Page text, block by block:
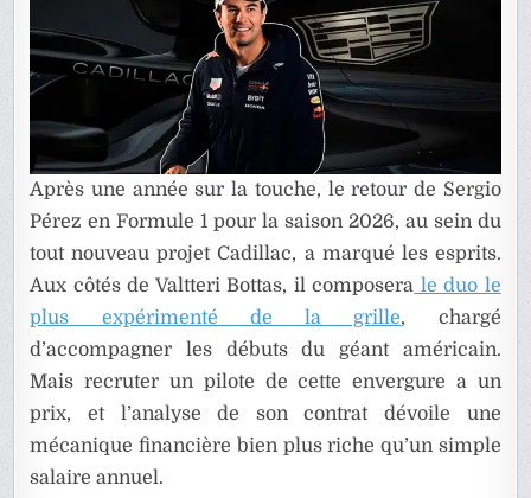
Après une année sur la touche, le retour de Sergio
Pérez en Formule 1 pour la saison 2026, au sein du
tout nouveau projet Cadillac, a marqué les esprits.
Aux côtés de Valtteri Bottas, il composera le duo le
plus expérimenté de la grille, chargé
d’accompagner les débuts du géant américain.
Mais recruter un pilote de cette envergure a un
prix, et l’analyse de son contrat dévoile une
mécanique financière bien plus riche qu’un simple
salaire annuel.